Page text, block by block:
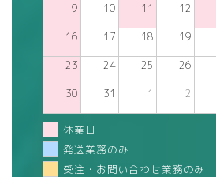
9 10 11 12
16 17 18 19
23 24 25 26
30 31 1 2
休業日
発送業務のみ
受注・お問い合わせ業務のみ